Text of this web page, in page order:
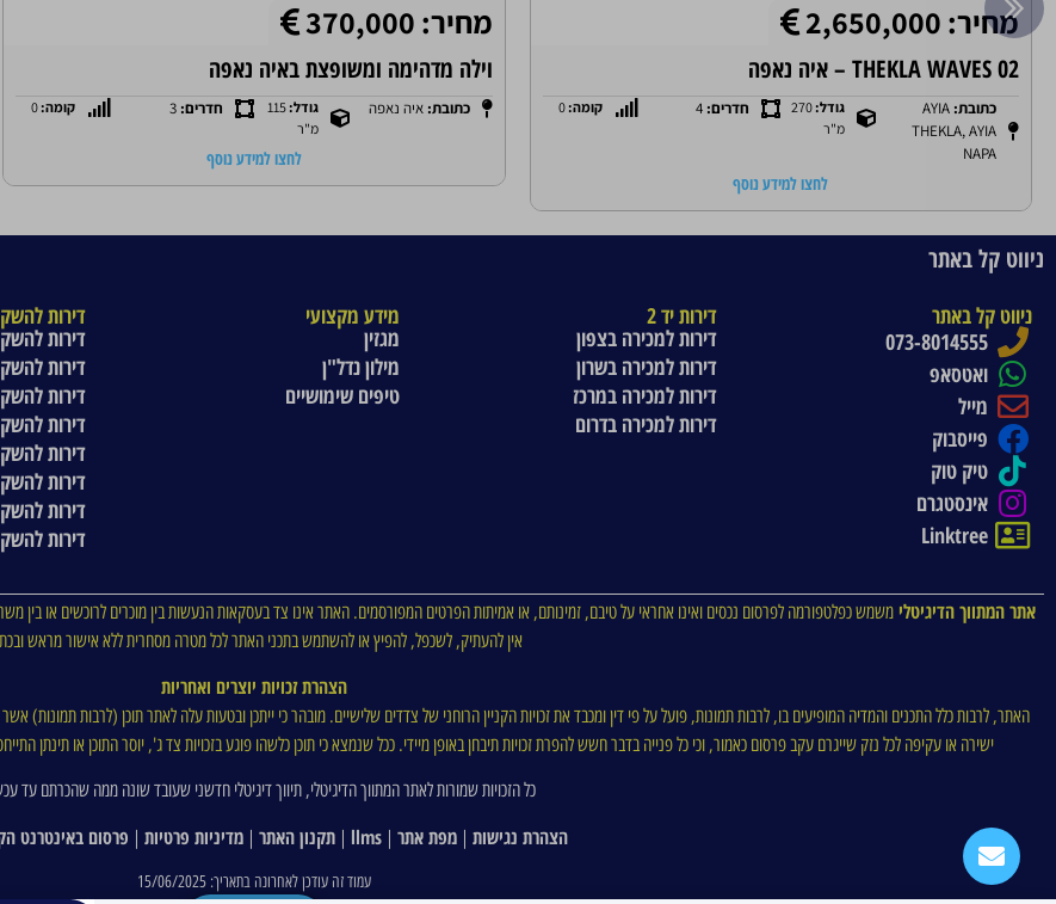
מחיר: 2,650,000
THEKLA WAVES 02 – איה נאפה
כתובת: AYIA
THEKLA, AYIA
NAPA
גודל:270
מ"ר
חדרים: 4 קומה:0
לחצו למידע נוסף
מחיר: 370,000
וילה מדהימה ומשופצת באיה נאפה
כתובת:איה נאפה גודל:115
מ"ר
חדרים: 3 קומה:0
לחצו למידע נוסף
ניווט קל באתר
ניווט קל באתר
073-8014555
ואטסאפ
מייל
פייסבוק
טיק טוק
אינסטגרם
Linktree
דירות יד 2
דירות למכירה בצפון
דירות למכירה בשרון
דירות למכירה במרכז
דירות למכירה בדרום
מידע מקצועי
מגזין
מילון נדל"ן
טיפים שימושיים
דירות
דירות
דירות
דירות
דירות
דירות
דירות
דירות
דירות
אתר המתווך הדיגיטלימשמש כפלטפורמה לפרסום נכסים ואינו אחראי על טיבם, זמינותם, או אמיתות הפרטים המפורסמים. האתר אינו צד בעסקאות הנעשות בין מוכרים לרוכשים או בין
אין להעתיק, לשכפל, להפיץ או להשתמש בתכני האתר לכל מטרה מסחרית ללא אישור מראש
הצהרת זכויות יוצרים ואחריות
האתר, לרבות כלל התכנים והמדיה המופיעים בו, לרבות תמונות, פועל על פי דין ומכבד את זכויות הקניין הרוחני של צדדים שלישיים. מובהר כי ייתכן ובטעות עלה לאתר תוכן (לרבות תמונות)
ישירה או עקיפה לכל נזק שייגרם עקב פרסום כאמור, וכי כל פנייה בדבר חשש להפרת זכויות תיבחן באופן מיידי. ככל שנמצא כי תוכן כלשהו פוגע בזכויות צד ג', יוסר התוכן או תינתן
כל הזכויות שמורות לאתר המתווך הדיגיטלי, תיווך דיגיטלי חדשני שעובד שונה ממה שהכרתם עד
הצהרת נגישות | מפת אתר |
llms
| תקנון האתר | מדיניות פרטיות | פרסום באינטרנט
עמוד זה עודכן לאחרונה בתאריך: 15/06/2025